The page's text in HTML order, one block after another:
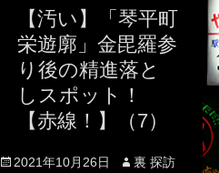
【汚い】「琴平町
栄遊廓」金毘羅参
り後の精進落と
しスポット！
【赤線！】（7）
Posted
2021年10月26日 Author
裏 探訪